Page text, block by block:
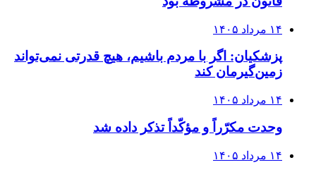
۱۴ مرداد ۱۴۰۵
پزشکیان: اگر با مردم باشیم، هیچ قدرتی نمی‌تواند
زمین‌گیرمان کند
۱۴ مرداد ۱۴۰۵
وحدت مکرّراً و مؤکّداً تذکر داده شد
۱۴ مرداد ۱۴۰۵